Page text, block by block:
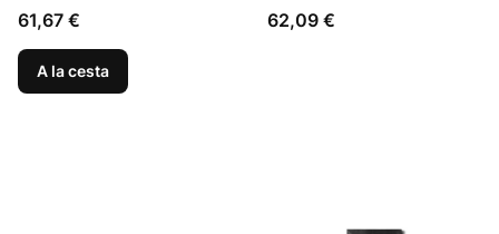
Precio
61,67 €
A la cesta
Precio
62,09 €